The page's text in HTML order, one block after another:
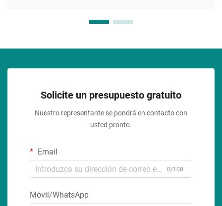
Solicite un presupuesto gratuito
Nuestro representante se pondrá en contacto con
usted pronto.
Email
0/100
Móvil/WhatsApp